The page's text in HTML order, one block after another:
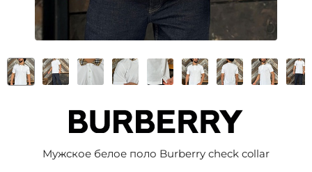
Мужское белое поло Burberry check collar